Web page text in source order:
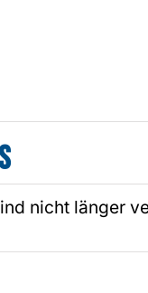
nicht länger